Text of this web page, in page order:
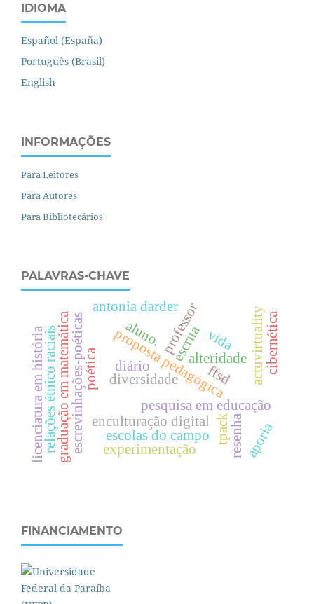
IDIOMA
Español (España)
Português (Brasil)
English
INFORMAÇÕES
Para Leitores
Para Autores
Para Bibliotecários
PALAVRAS-CHAVE
proposta pedagógica
enculturação digital
pesquisa em educação
escrita
escrevinhações-poéticas diversidade
graduação em matemática tpack
alteridade
poética
relações étnico raciais escolas do campo
ffsd
licenciatura em história vida
experimentação
professor
aluno.
antonia darder
resenha
diário actuvirtuality
aporia
cibernética
FINANCIAMENTO